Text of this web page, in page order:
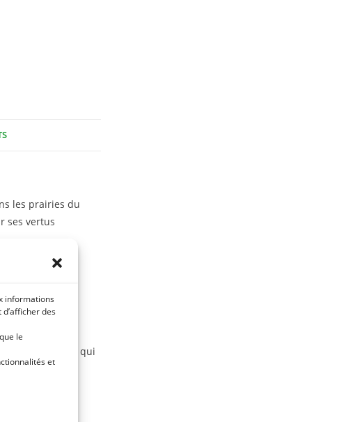
informations
des
le
et
les prairies du
ses vertus
la
prébiotiques qui